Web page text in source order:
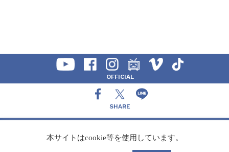
OFFICIAL
SHARE
CONTACT
本サイトはcookie等を使用しています。